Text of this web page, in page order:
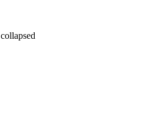
collapsed